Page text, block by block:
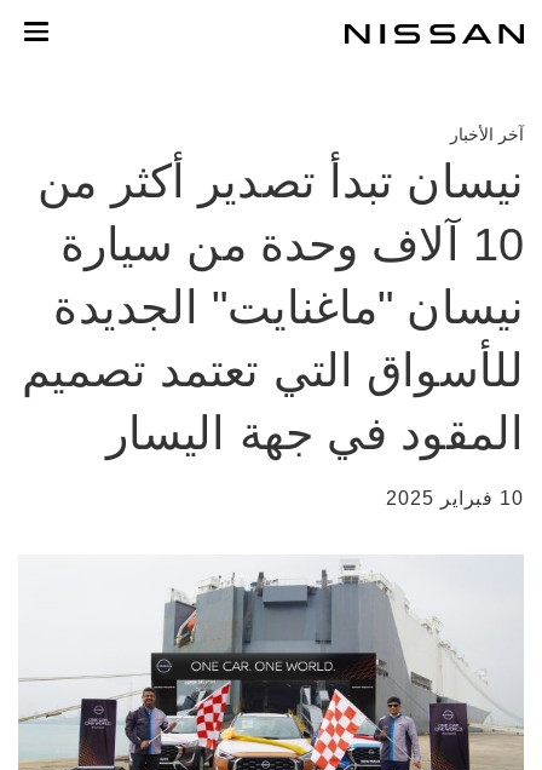
المحتوى
آخر الأخبار
نيسان تبدأ تصدير أكثر من
10 آلاف وحدة من سيارة
نيسان "ماغنايت" الجديدة
للأسواق التي تعتمد تصميم
المقود في جهة اليسار
10 فبراير 2025